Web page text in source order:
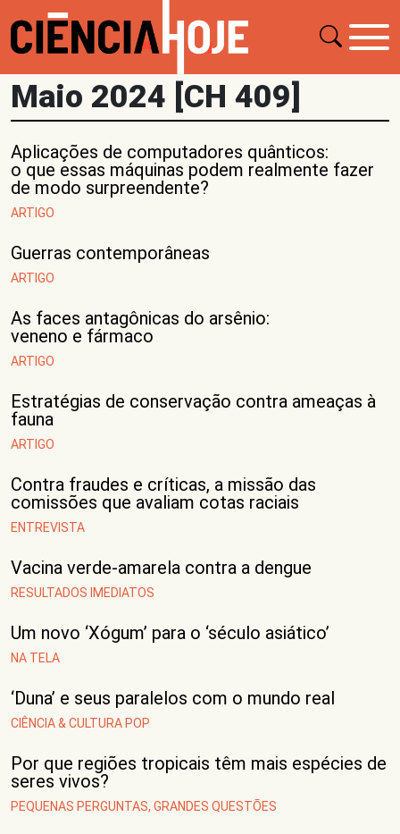
Maio 2024 [CH 409]
Aplicações de computadores quânticos:
o que essas máquinas podem realmente fazer
de modo surpreendente?
ARTIGO
Guerras contemporâneas
ARTIGO
As faces antagônicas do arsênio:
veneno e fármaco
ARTIGO
Estratégias de conservação contra ameaças à
fauna
ARTIGO
Contra fraudes e críticas, a missão das
comissões que avaliam cotas raciais
ENTREVISTA
Vacina verde-amarela contra a dengue
RESULTADOS IMEDIATOS
Um novo ‘Xógum’ para o ‘século asiático’
NA TELA
‘Duna’ e seus paralelos com o mundo real
CIÊNCIA & CULTURA POP
Por que regiões tropicais têm mais espécies de
seres vivos?
PEQUENAS PERGUNTAS, GRANDES QUESTÕES